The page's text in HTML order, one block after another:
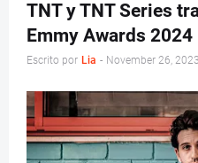
TNT y TNT Series
Emmy Awards 2024
Escrito por Lia - November 26, 2023